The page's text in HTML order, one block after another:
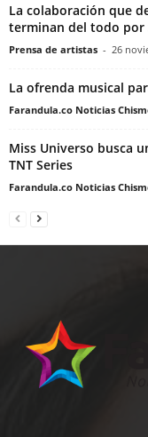
La colaboración que
terminan del todo por
Prensa de artistas - 26
La ofrenda musical
Farandula.co Noticias
Miss Universo busca
TNT Series
Farandula.co Noticias